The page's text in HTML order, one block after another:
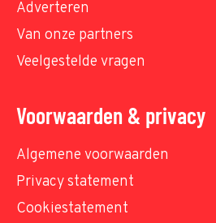
Adverteren
Van onze partners
Veelgestelde vragen
Voorwaarden & privacy
Algemene voorwaarden
Privacy statement
Cookiestatement